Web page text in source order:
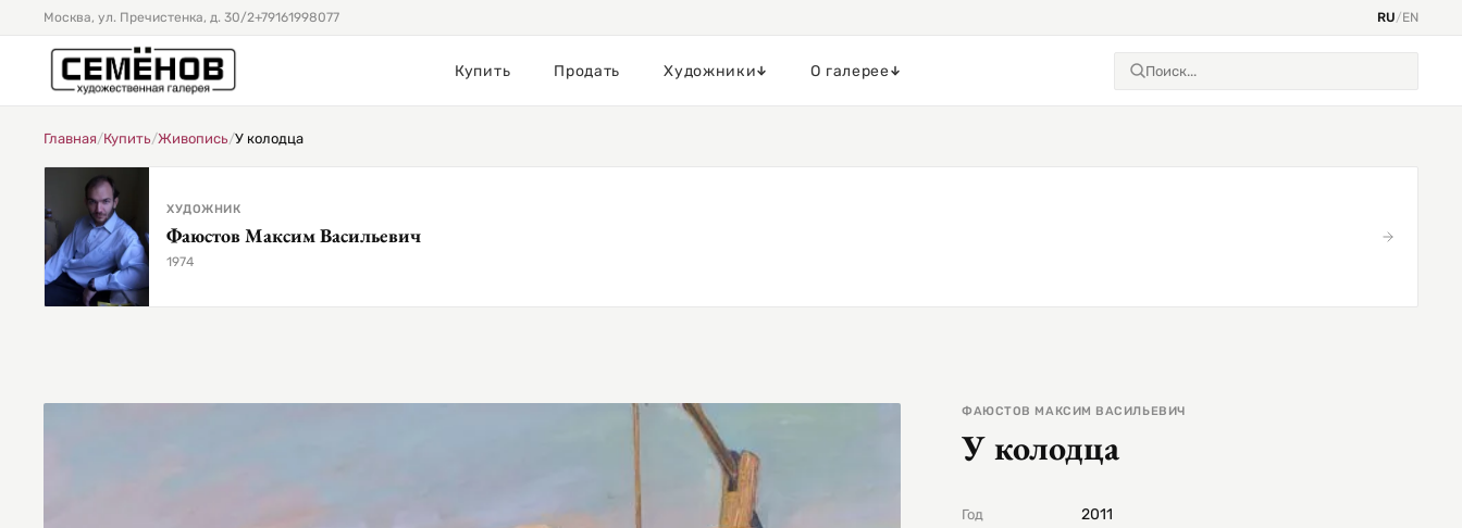
Москва, ул. Пречистенка, д. 30/2+79161998077 RU/EN
Купить Продать Художники О галерее
Главная/Купить/Живопись/У колодца
ХУДОЖНИК
Фаюстов Максим Васильевич
1974
ФАЮСТОВ МАКСИМ ВАСИЛЬЕВИЧ
У колодца
Год 2011